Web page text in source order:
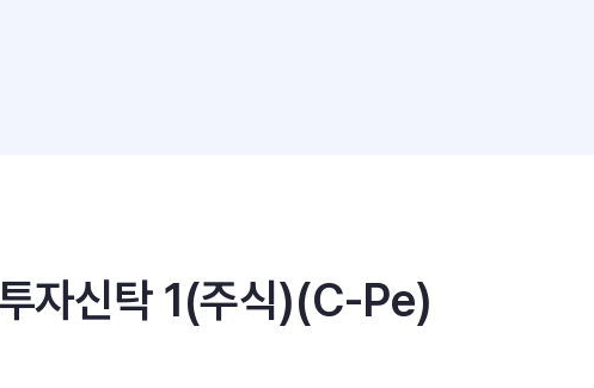
자신탁 1(주식)(C-Pe)